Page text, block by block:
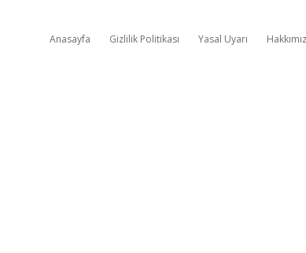
Anasayfa Gizlilik Politikası Yasal Uyarı